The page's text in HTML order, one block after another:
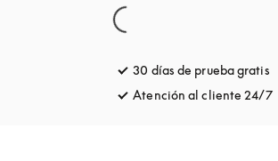
30 días de prueba gratis
Atención al cliente 24/7